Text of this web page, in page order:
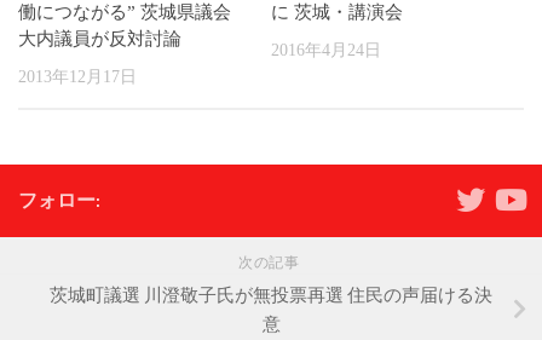
働につながる” 茨城県議会
大内議員が反対討論
2013年12月17日
に 茨城・講演会
2016年4月24日
フォロー:
次の記事
茨城町議選 川澄敬子氏が無投票再選 住民の声届ける決
意